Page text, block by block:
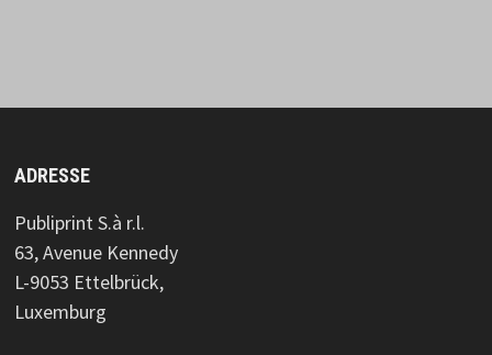
ADRESSE
Publiprint S.à r.l.
63, Avenue Kennedy
L-9053 Ettelbrück,
Luxemburg